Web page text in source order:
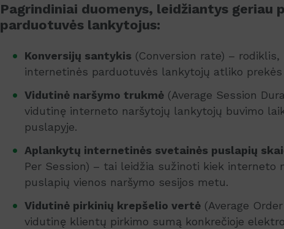
Pagrindiniai duomenys, leidžiantys geriau
parduotuvės lankytojus:
Konversijų santykis (Conversion rate) –
internetinės parduotuvės lankytojų atliko
Vidutinė naršymo trukmė (Average Session
vidutinę interneto naršytojų lankytojų buvimo
puslapyje.
Aplankytų internetinės svetainės puslapių
Per Session) – tai leidžia sužinoti kiek interneto
puslapių vienos naršymo sesijos metu.
Vidutinė pirkinių krepšelio vertė (Average
vidutinę klientų pirkimo sumą konkrečioje